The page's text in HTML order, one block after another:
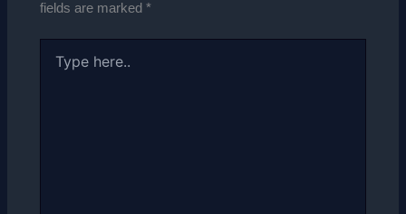
fields are marked*
here..